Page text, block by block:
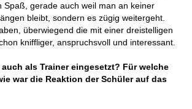
Spaß, gerade auch weil man an keiner
bleibt, sondern es zügig weitergeht.
überwiegend die mit einer dreistelligen
kniffliger, anspruchsvoll und interessant.
als Trainer eingesetzt? Für welche
war die Reaktion der Schüler auf das